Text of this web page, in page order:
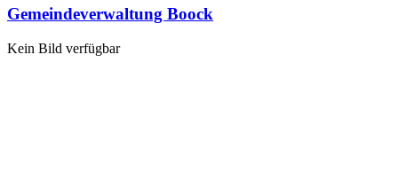
Gemeindeverwaltung Boock
Kein Bild verfügbar